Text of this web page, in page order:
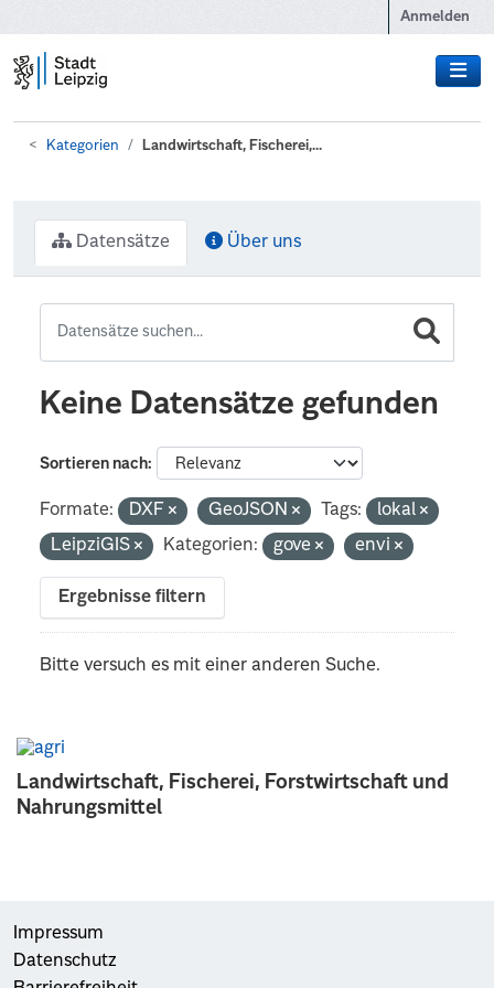
Anmelden
Kategorien Landwirtschaft, Fischerei,...
Landwirtschaft, Fischerei, Forstwirtschaft und
Nahrungsmittel
Datensätze Über uns
Keine Datensätze gefunden
Sortieren nach
Formate: DXF GeoJSON Tags:
lokal
LeipziGIS
Kategorien: gove envi
Ergebnisse filtern
Bitte versuch es mit einer anderen Suche.
Impressum
Datenschutz